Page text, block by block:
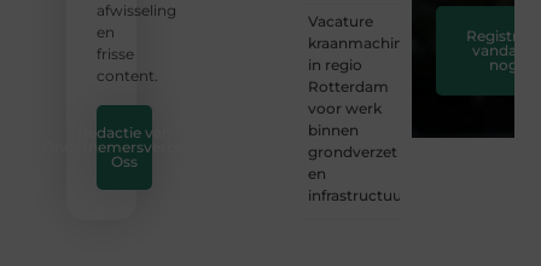
afwisseling
en
frisse
content.
Redactie van
Ondernemersverbond
Oss
Vacature
kraanmachinist
in regio
Rotterdam
voor werk
binnen
grondverzet
en
infrastructuur
Registreer
vandaag
nog